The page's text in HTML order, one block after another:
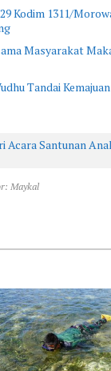
Kodim 1311/
Masyarakat
Tandai
Acara Santunan
Maykal